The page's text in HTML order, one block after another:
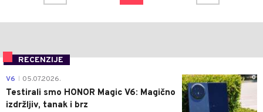
RECENZIJE
0
V6 05.07.2026.
Testirali smo HONOR Magic V6: Magično
izdržljiv, tanak i brz